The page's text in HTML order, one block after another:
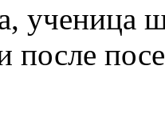
ученица
после